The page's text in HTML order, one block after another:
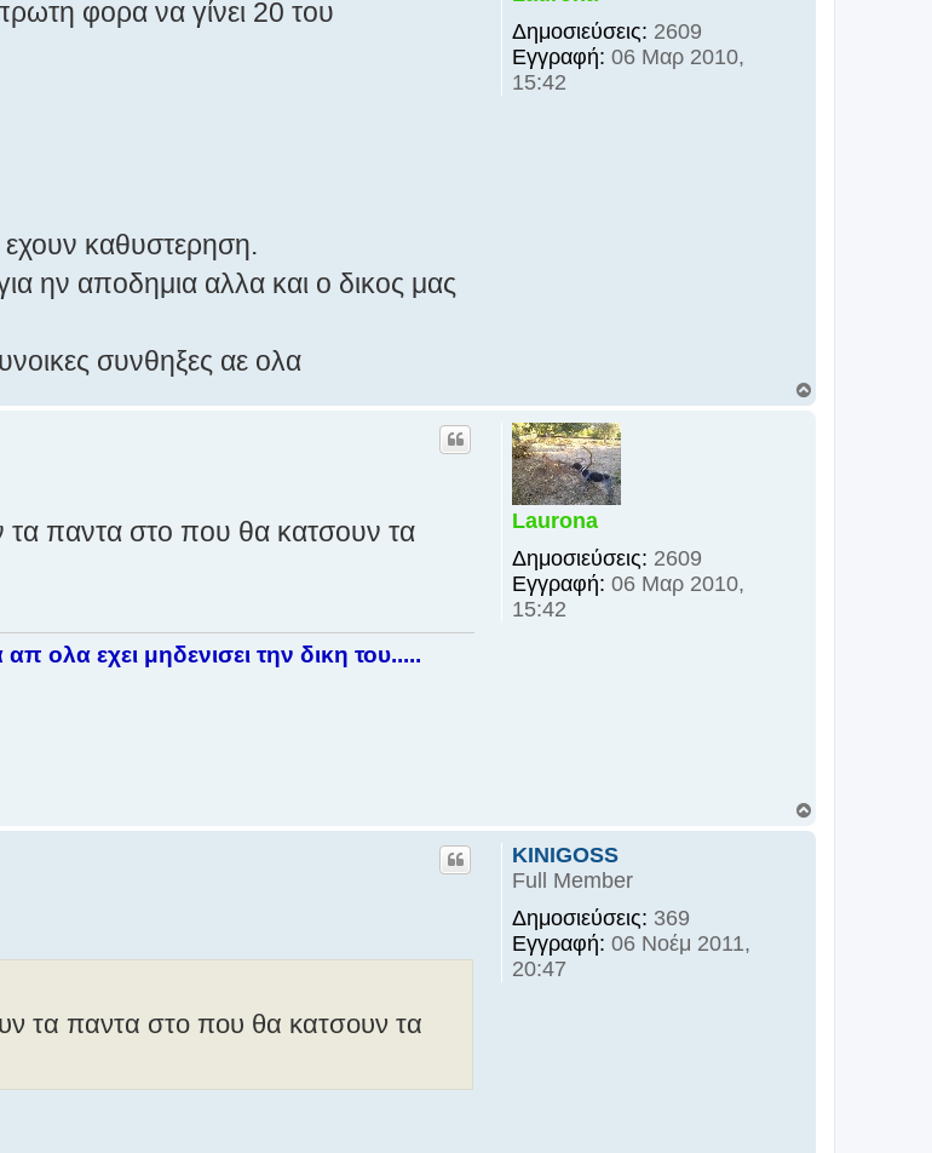
Δημοσιεύσεις: 2609
Εγγραφή: 06 Μαρ 2010,
15:42
φορα να γίνει 20 του
καθυστερηση.
ην αποδημια αλλα και ο δικος μας
συνθηξες αε ολα
Laurona
Δημοσιεύσεις: 2609
Εγγραφή: 06 Μαρ 2010,
15:42
τα παντα στο που θα κατσουν τα
ολα εχει μηδενισει την δικη του.....
KINIGOSS
Full Member
Δημοσιεύσεις: 369
Εγγραφή: 06 Νοέμ 2011,
20:47
τα παντα στο που θα κατσουν τα